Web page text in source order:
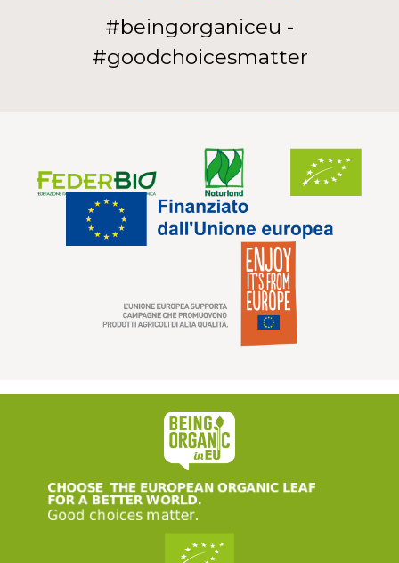
#beingorganiceu -
#goodchoicesmatter